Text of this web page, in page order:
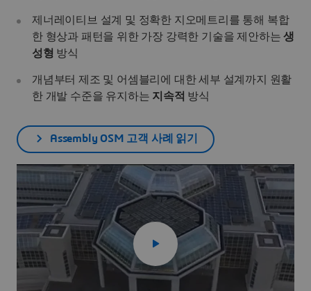
제너레이티브 설계 및 정확한 지오메트리를 통해 복합
한 형상과 패턴을 위한 가장 강력한 기술을 제안하는생
성형 방식
개념부터 제조 및 어셈블리에 대한 세부 설계까지 원활
한 개발 수준을 유지하는 지속적 방식
Assembly OSM 고객 사례 읽기